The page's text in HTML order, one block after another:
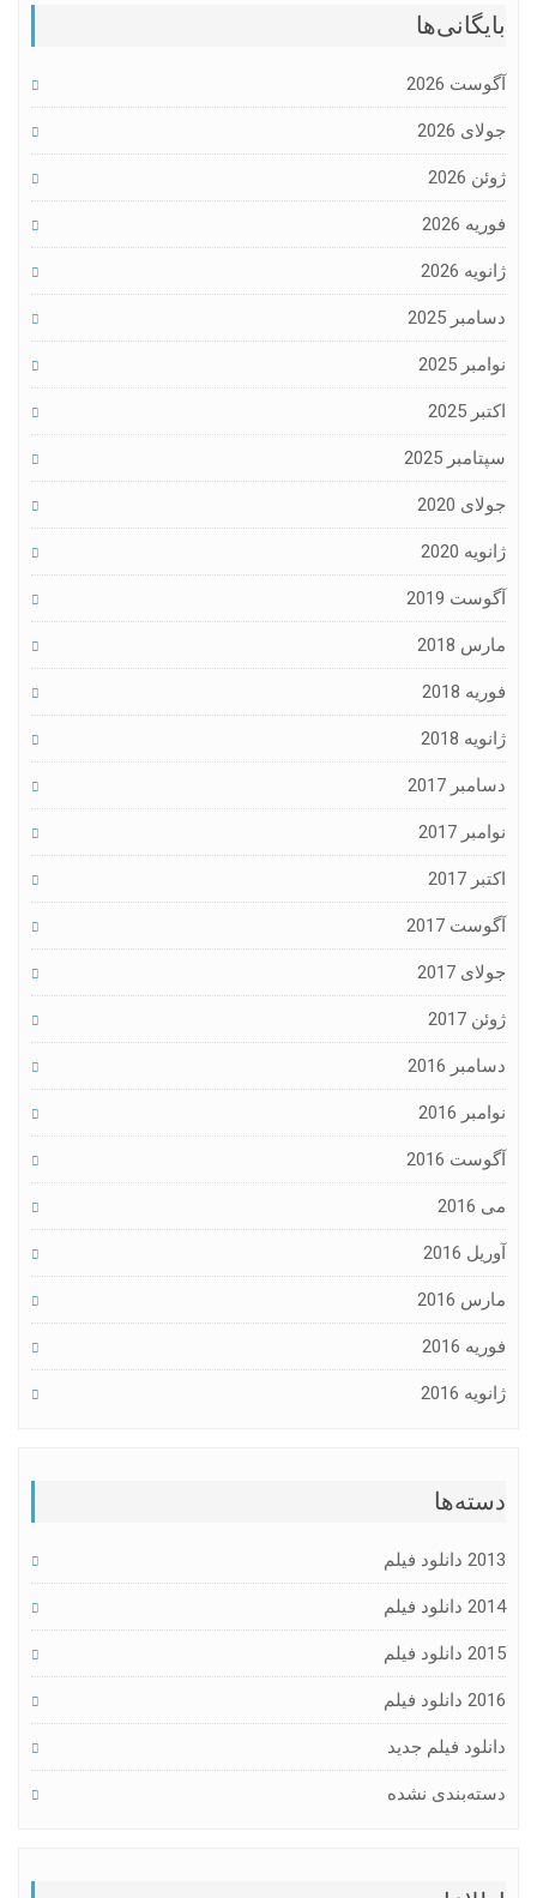
بایگانی‌ها
آگوست 2026
جولای 2026
ژوئن 2026
فوریه 2026
ژانویه 2026
دسامبر 2025
نوامبر 2025
اکتبر 2025
سپتامبر 2025
جولای 2020
ژانویه 2020
آگوست 2019
مارس 2018
فوریه 2018
ژانویه 2018
دسامبر 2017
نوامبر 2017
اکتبر 2017
آگوست 2017
جولای 2017
ژوئن 2017
دسامبر 2016
نوامبر 2016
آگوست 2016
می 2016
آوریل 2016
مارس 2016
فوریه 2016
ژانویه 2016
دسته‌ها
2013 دانلود فیلم
2014 دانلود فیلم
2015 دانلود فیلم
2016 دانلود فیلم
دانلود فیلم جدید
دسته‌بندی نشده